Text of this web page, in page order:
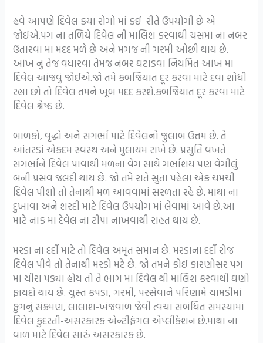
હવે આપણે દિવેલ કયા રોગો માં કઈ રીતે ઉપયોગી છે એ
જોઈએ.પગ ના તળિયે દિવેલ ની માલિશ કરવાથી ચસમાં ના નંબર
ઉતારવા માં મદદ મળે છે અને મગજ ની ગરમી ઓછી થાય છે.
આંખ નું તેજ વધારવા તેમજ નંબર ઘટાડવા નિયમિત આંખ માં
દિવેલ આંજવું જોઈએ.જો તમે કબજિયાત દૂર કરવા માટે દવા શોધી
રહ્યા છો તો દિવેલ તમને ખૂબ મદદ કરશે.કબજિયાત દૂર કરવા માટે
દિવેલ શ્રેષ્‍ઠ છે.
બાળકો, વૃદ્ધો અને સગર્ભા માટે દિવેલનો જુલાબ ઉત્તમ છે. તે
આંતરડાં એકદમ સ્વસ્થ અને મુલાયમ રાખે છે. પ્રસુતિ વખતે
સગર્ભાને દિવેલ પાવાથી મળના વેગ સાથે ગર્ભાશય પણ વેગીલું
બની પ્રસવ જલદી થાય છે. જો તમે રાતે સુતા પહેલા એક ચમચી
દિવેલ પીશો તો તેનાથી મળ આવવામાં સરળતા રહે છે. માથા ના
દુખાવા અને શરદી માટે દિવેલ ઉપયોગ માં લેવામાં આવે છે.આ
માટે નાક માં દેવેલ ના ટીપા નાખવાથી રાહત થાય છે.
મરડા ના દર્દી માટે તો દિવેલ અમૃત સમાન છે. મરડાના દર્દી રોજ
દિવેલ પીવે તો તેનાથી મરડો મટે છે. જો તમને કોઈ કારણોસર પગ
માં ચીરા પડ્યા હોય તો તે ભાગ માં દિવેલ થી માલિશ કરવાથી ઘણો
ફાયદો થાય છે. ચુસ્ત કપડાં, ગરમી, પરસેવાને પરિણામે ચામડીમાં
ફુગનું સંક્રમણ, લાલાશ-ખંજવાળ જેવી ત્વચા સબંધિત સમસ્યામાં
દિવેલ કુદરતી-અસરકારક એન્ટીફંગલ એપ્લીકેશન છે.માથા ના
વાળ માટે દિવેલ સારું અસરકારક છે.